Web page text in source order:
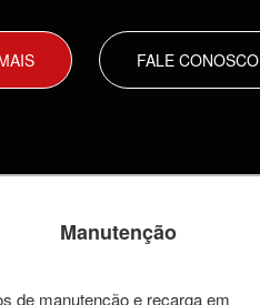
FALE CONOSCO
Manutenção
de manutenção e recarga em